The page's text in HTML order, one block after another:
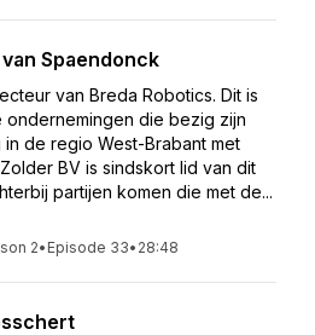
Spaendonck
van Breda Robotics. Dit is
ondernemingen die bezig zijn
de regio West-Brabant met
BV is sindskort lid van dit
partijen komen die met de...
2• Episode 33• 28:48